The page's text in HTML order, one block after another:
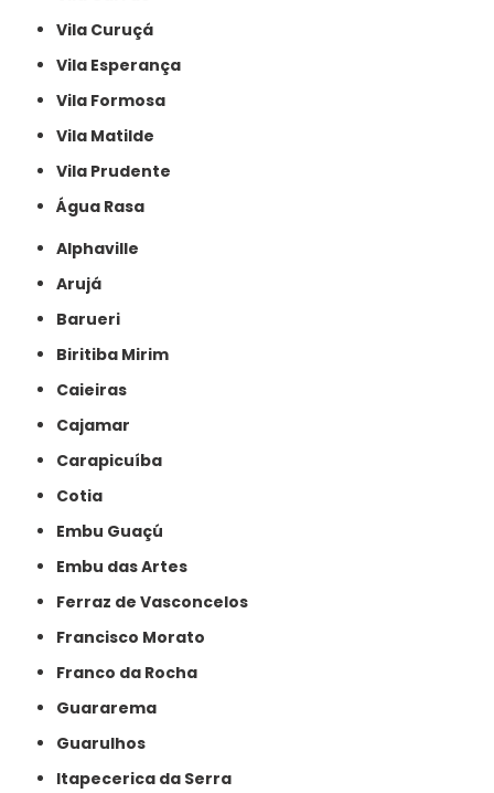
Vila Curuçá
Vila Esperança
Vila Formosa
Vila Matilde
Vila Prudente
Água Rasa
Alphaville
Arujá
Barueri
Biritiba Mirim
Caieiras
Cajamar
Carapicuíba
Cotia
Embu Guaçú
Embu das Artes
Ferraz de Vasconcelos
Francisco Morato
Franco da Rocha
Guararema
Guarulhos
Itapecerica da Serra